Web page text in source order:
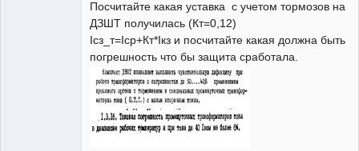
Посчитайте какая уставка с учетом тормозов на
ДЗШТ получилась (Кт=0,12)
Iсз_т=Icp+Кт*Iкз и посчитайте какая должна быть
погрешность что бы защита сработала.